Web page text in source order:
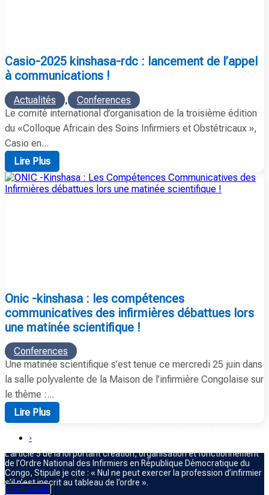
casio-2025 kinshasa-rdc : lancement de l’appel
à communications !
Actualités ,
Conferences
Le comité international d’organisation de la troisième édition
du «Colloque Africain des Soins Infirmiers et Obstétricaux »,
Casio en...
Lire Plus
onic -kinshasa : les compétences
communicatives des infirmières débattues lors
une matinée scientifique !
Conferences
Une matinée scientifique s’est tenue ce mercredi 25 juin dans
la salle polyvalente de la Maison de l’infirmière Congolaise sur
le thème :...
Lire Plus
›
L’article 5 de la loi portant création, organisation et fonctionnement
de l’Ordre National des Infirmiers en République Démocratique du
Congo, Stipule je cite : « Nul ne peut exercer la profession d’infirmier
s’il n’est inscrit au tableau de l’ordre ».
Lire l'article